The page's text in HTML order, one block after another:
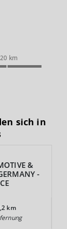
km
sich in
&
-
km